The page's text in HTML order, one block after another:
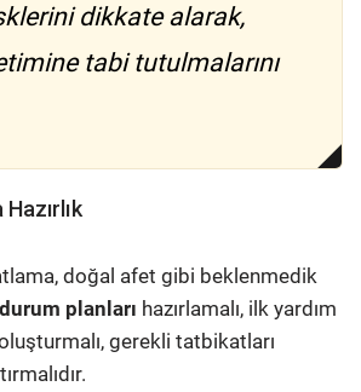
dikkate alarak,
tabi tutulmalarını
doğal afet gibi beklenmedik
planları hazırlamalı, ilk yardım
gerekli tatbikatları